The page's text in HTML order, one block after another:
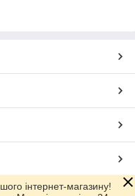
інтернет-магазину!